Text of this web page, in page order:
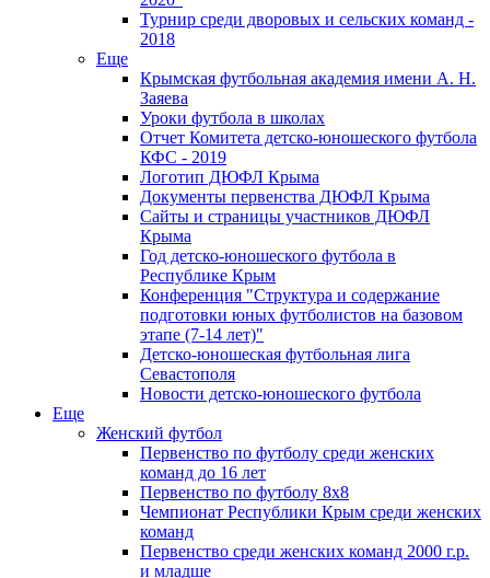
Турнир среди дворовых и сельских команд -
2018
Еще
Крымская футбольная академия имени А. Н.
Заяева
Уроки футбола в школах
Отчет Комитета детско-юношеского футбола
КФС - 2019
Логотип ДЮФЛ Крыма
Документы первенства ДЮФЛ Крыма
Сайты и страницы участников ДЮФЛ
Крыма
Год детско-юношеского футбола в
Республике Крым
Конференция "Структура и содержание
подготовки юных футболистов на базовом
этапе (7-14 лет)"
Детско-юношеская футбольная лига
Севастополя
Новости детско-юношеского футбола
Еще
Женский футбол
Первенство по футболу среди женских
команд до 16 лет
Первенство по футболу 8х8
Чемпионат Республики Крым среди женских
команд
Первенство среди женских команд 2000 г.р.
и младше